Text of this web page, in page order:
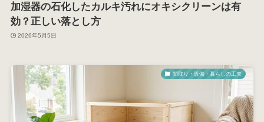
加湿器の石化したカルキ汚れにオキシクリーンは有
効？正しい落とし方
2026年5月5日
間取り・設備・暮らしの工夫